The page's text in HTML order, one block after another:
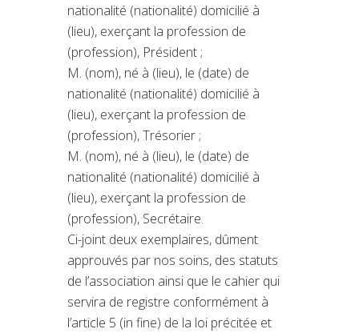
nationalité (nationalité) domicilié à
(lieu), exerçant la profession de
(profession), Président ;
M. (nom), né à (lieu), le (date) de
nationalité (nationalité) domicilié à
(lieu), exerçant la profession de
(profession), Trésorier ;
M. (nom), né à (lieu), le (date) de
nationalité (nationalité) domicilié à
(lieu), exerçant la profession de
(profession), Secrétaire.
Ci-joint deux exemplaires, dûment
approuvés par nos soins, des statuts
de l’association ainsi que le cahier qui
servira de registre conformément à
l’article 5 (in fine) de la loi précitée et